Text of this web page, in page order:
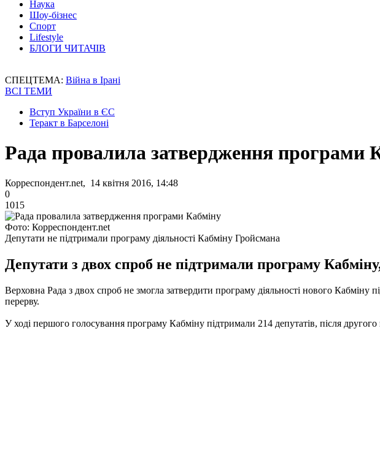
Наука
Шоу-бізнес
Спорт
Lifestyle
БЛОГИ ЧИТАЧІВ
СПЕЦТЕМА: Війна в Ірані
ВСІ ТЕМИ
Вступ України в ЄС
Теракт в Барселоні
Рада провалила затвердження програми
Корреспондент.net, 14 квітня 2016, 14:48
0
1015
Фото: Корреспондент.net
Депутати не підтримали програму діяльності Кабміну Гройсмана
Депутати з двох спроб не підтримали програму
Верховна Рада з двох спроб не змогла затвердити програму діяльності нового Кабміну
перерву.
У ході першого голосування програму Кабміну підтримали 214 депутатів, після